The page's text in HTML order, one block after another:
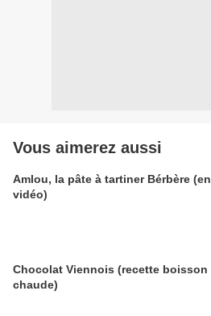
Vous aimerez aussi
Amlou, la pâte à tartiner Bérbère (en
vidéo)
Chocolat Viennois (recette boisson
chaude)